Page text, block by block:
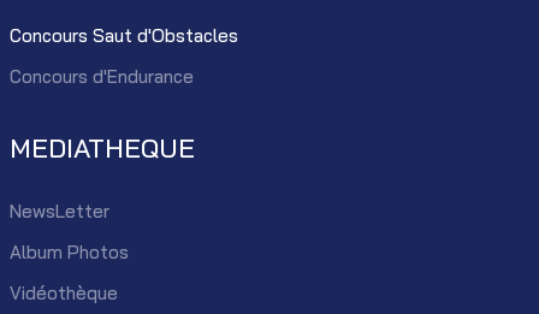
Concours Saut d'Obstacles
Concours d'Endurance
MEDIATHEQUE
NewsLetter
Album Photos
Vidéothèque